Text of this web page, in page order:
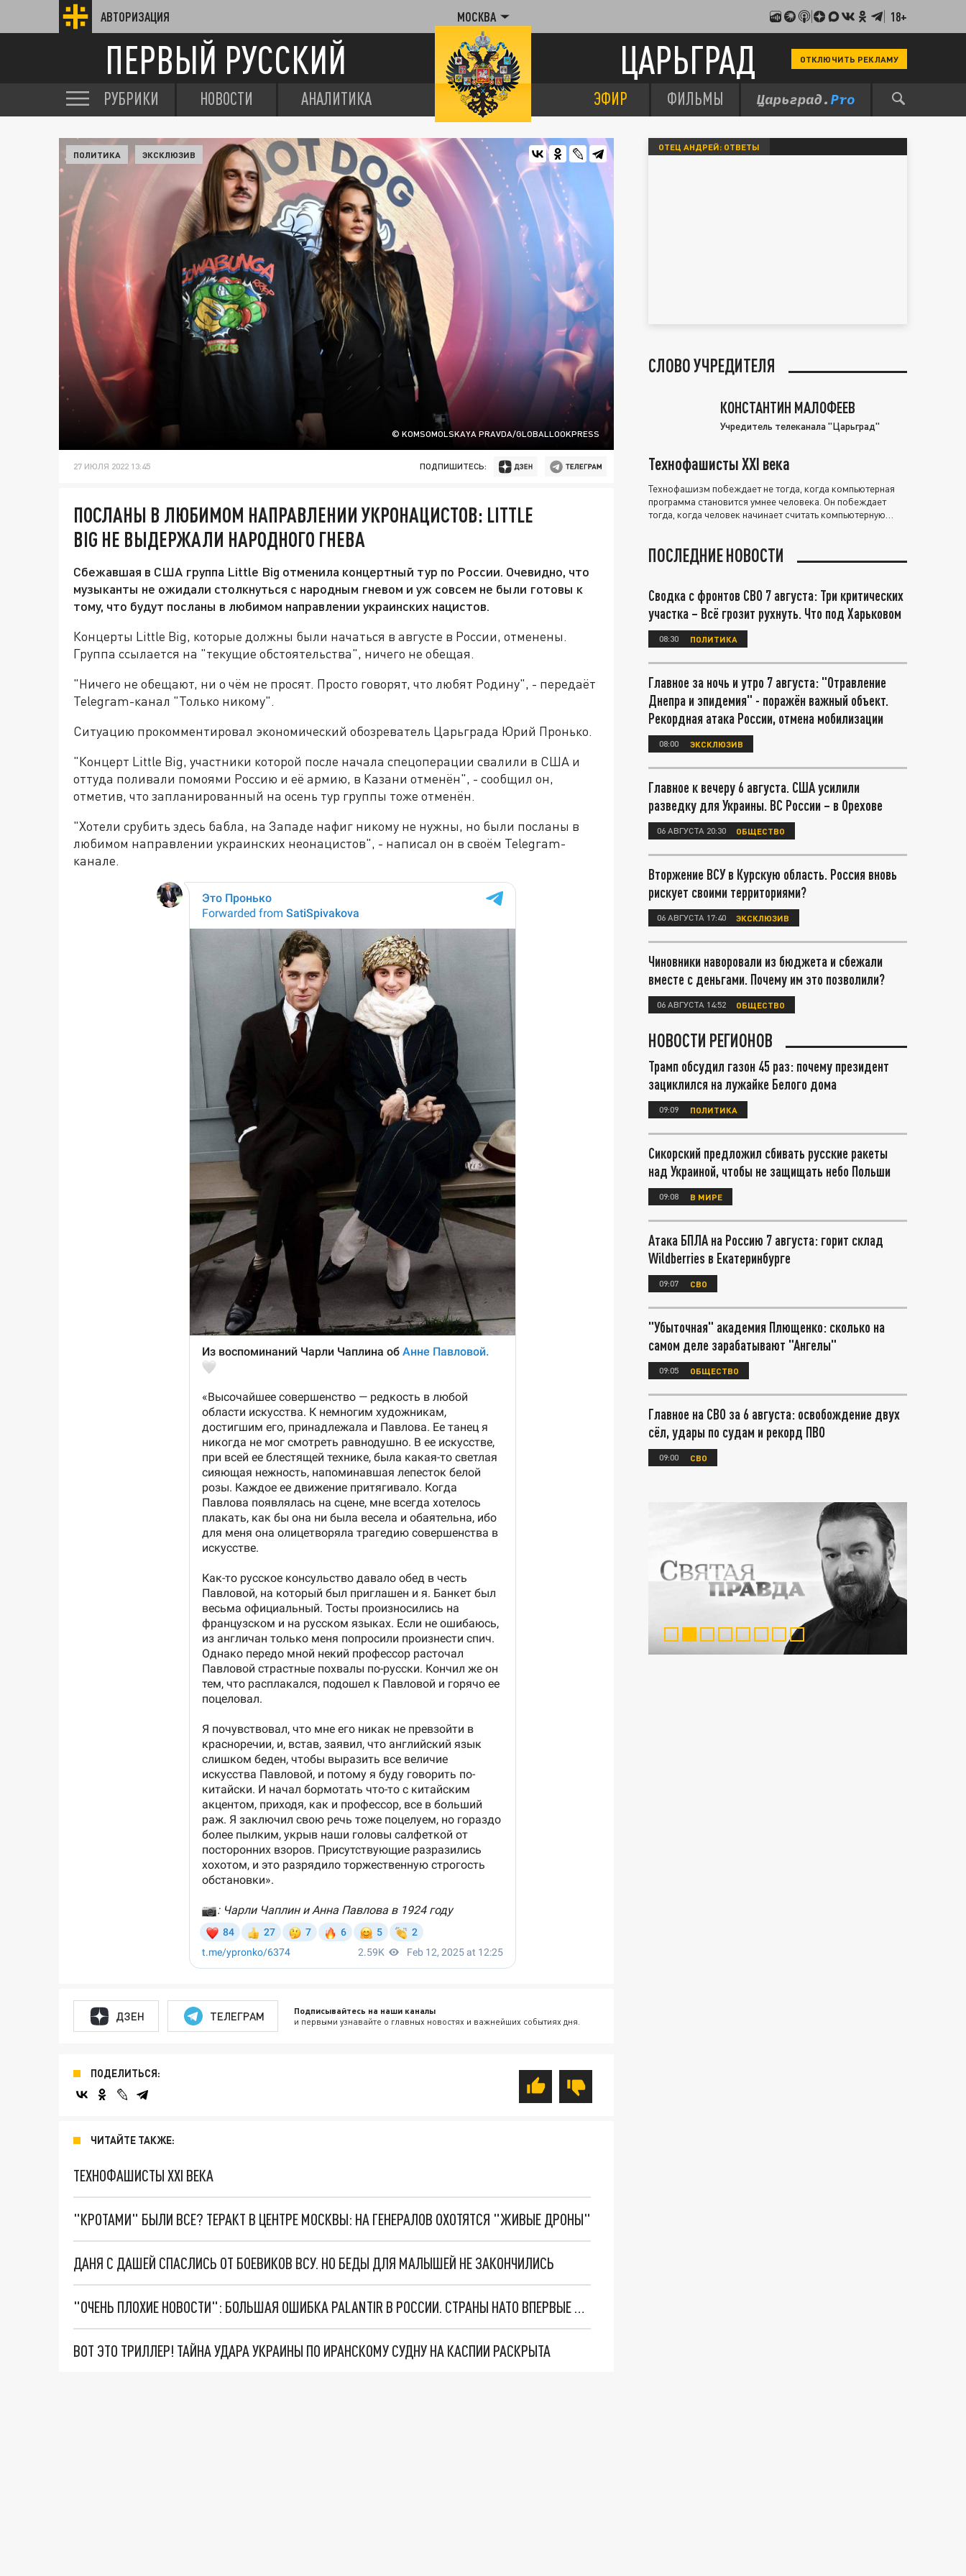
АВТОРИЗАЦИЯ МОСКВА 18+
ПЕРВЫЙ РУССКИЙ ЦАРЬГРАД ОТКЛЮЧИТЬ РЕКЛАМУ
РУБРИКИ НОВОСТИ АНАЛИТИКА ЭФИР ФИЛЬМЫ
© KOMSOMOLSKAYA PRAVDA/GLOBALLOOKPRESS
ПОЛИТИКА ЭКСКЛЮЗИВ
27 ИЮЛЯ 2022 13:45 ПОДПИШИТЕСЬ:
ПОСЛАНЫ В ЛЮБИМОМ НАПРАВЛЕНИИ УКРОНАЦИСТОВ: LITTLE
BIG НЕ ВЫДЕРЖАЛИ НАРОДНОГО ГНЕВА
Сбежавшая в США группа Little Big отменила концертный тур по России. Очевидно, что
музыканты не ожидали столкнуться с народным гневом и уж совсем не были готовы к
тому, что будут посланы в любимом направлении украинских нацистов.
Концерты Little Big, которые должны были начаться в августе в России, отменены.
Группа ссылается на "текущие обстоятельства", ничего не обещая.
"Ничего не обещают, ни о чём не просят. Просто говорят, что любят Родину", - передаёт
Telegram-канал "Только никому".
Ситуацию прокомментировал экономический обозреватель Царьграда Юрий Пронько.
"Концерт Little Big, участники которой после начала спецоперации свалили в США и
оттуда поливали помоями Россию и её армию, в Казани отменён", - сообщил он,
отметив, что запланированный на осень тур группы тоже отменён.
"Хотели срубить здесь бабла, на Западе нафиг никому не нужны, но были посланы в
любимом направлении украинских неонацистов", - написал он в своём Telegram-
канале.
ДЗЕН ТЕЛЕГРАМ Подписывайтесь на наши каналы
и первыми узнавайте о главных новостях и важнейших событиях дня.
ПОДЕЛИТЬСЯ:
ЧИТАЙТЕ ТАКЖЕ:
ТЕХНОФАШИСТЫ XXI ВЕКА
"КРОТАМИ" БЫЛИ ВСЕ? ТЕРАКТ В ЦЕНТРЕ МОСКВЫ: НА ГЕНЕРАЛОВ ОХОТЯТСЯ "ЖИВЫЕ ДРОНЫ"
ДАНЯ С ДАШЕЙ СПАСЛИСЬ ОТ БОЕВИКОВ ВСУ. НО БЕДЫ ДЛЯ МАЛЫШЕЙ НЕ ЗАКОНЧИЛИСЬ
"ОЧЕНЬ ПЛОХИЕ НОВОСТИ": БОЛЬШАЯ ОШИБКА PALANTIR В РОССИИ. СТРАНЫ НАТО ВПЕРВЫЕ ЗА СВО ОСТАНОВИЛИ ПОСТАВКИ ОРУЖИЯ. ВСУ ТЕРЯЮТ ПРИГРАНИЧЬЕ?
ВОТ ЭТО ТРИЛЛЕР! ТАЙНА УДАРА УКРАИНЫ ПО ИРАНСКОМУ СУДНУ НА КАСПИИ РАСКРЫТА
ОТЕЦ АНДРЕЙ: ОТВЕТЫ
СЛОВО УЧРЕДИТЕЛЯ
КОНСТАНТИН МАЛОФЕЕВ
Учредитель телеканала "Царьград"
Технофашисты XXI века
Технофашизм побеждает не тогда, когда компьютерная
программа становится умнее человека. Он побеждает
тогда, когда человек начинает считать компьютерную
ПОСЛЕДНИЕ НОВОСТИ
Сводка с фронтов СВО 7 августа: Три критических
участка – Всё грозит рухнуть. Что под Харьковом
08:30 ПОЛИТИКА
Главное за ночь и утро 7 августа: "Отравление
Днепра и эпидемия" - поражён важный объект.
Рекордная атака России, отмена мобилизации
08:00 ЭКСКЛЮЗИВ
Главное к вечеру 6 августа. США усилили
разведку для Украины. ВС России – в Орехове
06 АВГУСТА 20:30 ОБЩЕСТВО
Вторжение ВСУ в Курскую область. Россия вновь
рискует своими территориями?
06 АВГУСТА 17:40 ЭКСКЛЮЗИВ
Чиновники наворовали из бюджета и сбежали
вместе с деньгами. Почему им это позволили?
06 АВГУСТА 14:52 ОБЩЕСТВО
НОВОСТИ РЕГИОНОВ
Трамп обсудил газон 45 раз: почему президент
зациклился на лужайке Белого дома
09:09 ПОЛИТИКА
Сикорский предложил сбивать русские ракеты
над Украиной, чтобы не защищать небо Польши
09:08 В МИРЕ
Атака БПЛА на Россию 7 августа: горит склад
Wildberries в Екатеринбурге
09:07 СВО
"Убыточная" академия Плющенко: сколько на
самом деле зарабатывают "Ангелы"
09:05 ОБЩЕСТВО
Главное на СВО за 6 августа: освобождение двух
сёл, удары по судам и рекорд ПВО
09:00 СВО